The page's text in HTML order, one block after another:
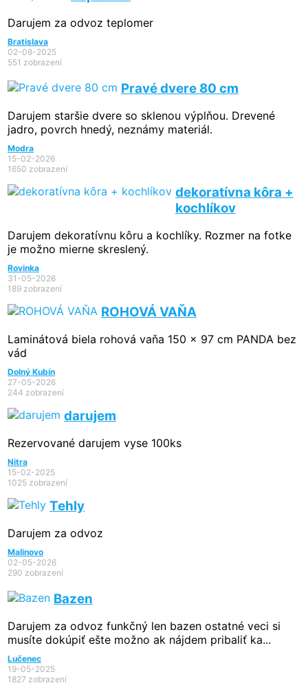
Darujem za odvoz teplomer
Bratislava
02-08-2025
551 zobrazení
Pravé dvere 80 cm
Darujem staršie dvere so sklenou výplňou. Drevené
jadro, povrch hnedý, neznámy materiál.
Modra
15-02-2026
1650 zobrazení
dekoratívna kôra +
kochlíkov
Darujem dekoratívnu kôru a kochlíky. Rozmer na fotke
je možno mierne skreslený.
Rovinka
31-05-2026
189 zobrazení
ROHOVÁ VAŇA
Laminátová biela rohová vaňa 150 x 97 cm PANDA bez
vád
Dolný Kubín
27-05-2026
244 zobrazení
darujem
Rezervované darujem vyse 100ks
Nitra
15-02-2025
1025 zobrazení
Tehly
Darujem za odvoz
Malinovo
02-05-2026
290 zobrazení
Bazen
Darujem za odvoz funkčný len bazen ostatné veci si
musíte dokúpiť ešte možno ak nájdem pribaliť ka...
Lučenec
19-05-2025
1827 zobrazení